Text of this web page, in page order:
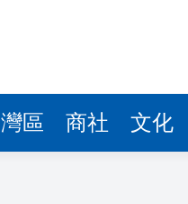
灣區 商社 文化